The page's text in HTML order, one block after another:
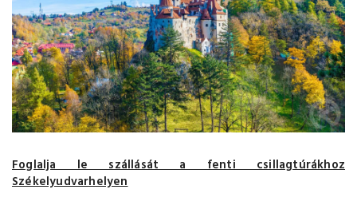
Foglalja le szállását a fenti csillagtúrákhoz
Székelyudvarhelyen